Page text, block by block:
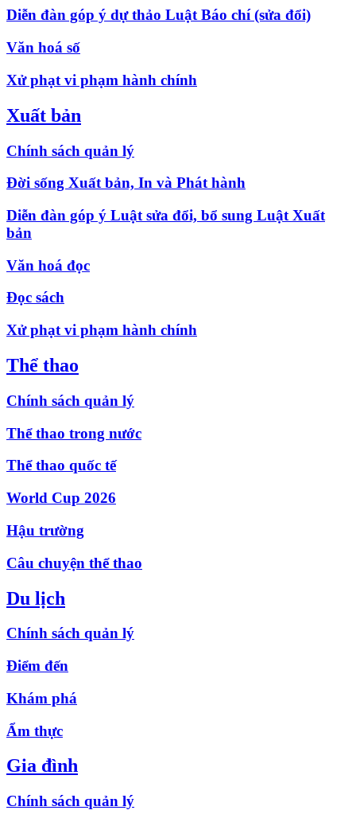
Diễn đàn góp ý dự thảo Luật Báo chí (sửa đổi)
Văn hoá số
Xử phạt vi phạm hành chính
Xuất bản
Chính sách quản lý
Đời sống Xuất bản, In và Phát hành
Diễn đàn góp ý Luật sửa đổi, bổ sung Luật Xuất
bản
Văn hoá đọc
Đọc sách
Xử phạt vi phạm hành chính
Thể thao
Chính sách quản lý
Thể thao trong nước
Thể thao quốc tế
World Cup 2026
Hậu trường
Câu chuyện thể thao
Du lịch
Chính sách quản lý
Điểm đến
Khám phá
Ẩm thực
Gia đình
Chính sách quản lý